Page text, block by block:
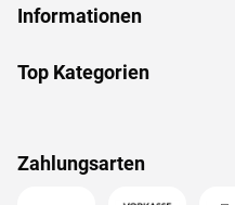
Eckeinstieg: Besonders gut
nahezu jeden Raum
platzsparend.
Fensterfront aus
Informationen
Top Kategorien
Zahlungsarten